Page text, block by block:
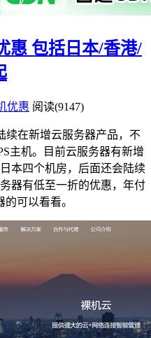
惠 包括日本/香港/
优惠 阅读(9147)
续在新增云服务器产品，不
主机。目前云服务器有新增
本四个机房，后面还会陆续
器有低至一折的优惠，年付
可以看看。